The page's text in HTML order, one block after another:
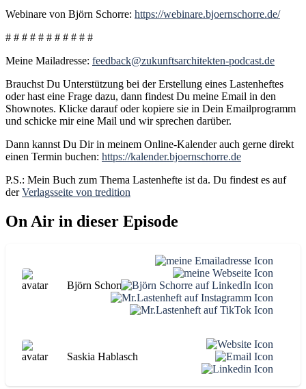
Webinare von Björn Schorre: https://webinare.bjoernschorre.de/
# # # # # # # # # # #
Meine Mailadresse: feedback@zukunftsarchitekten-podcast.de
Brauchst Du Unterstützung bei der Erstellung eines Lastenheftes
oder hast eine Frage dazu, dann findest Du meine Email in den
Shownotes. Klicke darauf oder kopiere sie in Dein Emailprogramm
und schicke mir eine Mail und wir sprechen darüber.
Dann kannst Du Dir in meinem Online-Kalender auch gerne direkt
einen Termin buchen: https://kalender.bjoernschorre.de
P.S.: Mein Buch zum Thema Lastenhefte ist da. Du findest es auf
derVerlagsseite von tredition
On Air in dieser Episode
Björn Schorre
Saskia Hablasch